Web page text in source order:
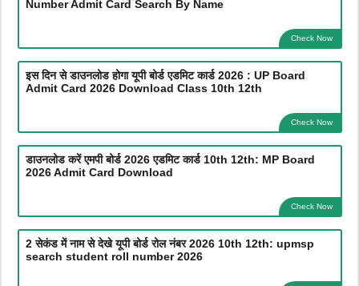
Number Admit Card Search By Name
Check Now
इस दिन से डाउनलोड होगा यूपी बोर्ड एडमिट कार्ड 2026 : UP Board
Admit Card 2026 Download Class 10th 12th
Check Now
डाउनलोड करें एमपी बोर्ड 2026 एडमिट कार्ड 10th 12th: MP Board
2026 Admit Card Download
Check Now
2 सेकंड में नाम से देखे यूपी बोर्ड रोल नंबर 2026 10th 12th: upmsp
search student roll number 2026